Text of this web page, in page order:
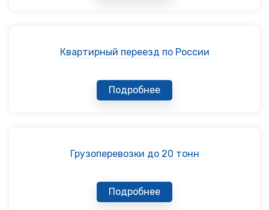
Квартирный переезд по России
Подробнее
Грузоперевозки до 20 тонн
Подробнее